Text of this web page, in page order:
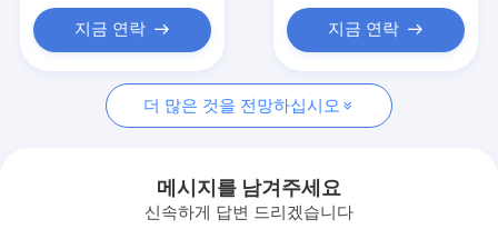
인용문을 요구하세요
유리 실리콘 실란트
격리 유리제 실란트
지금 연락 지금 연락
더 많은 것을 전망하십시오
메시지를 남겨주세요
신속하게 답변 드리겠습니다